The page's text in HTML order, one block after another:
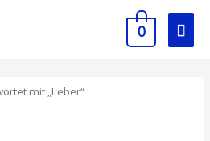
0
mit „Leber“